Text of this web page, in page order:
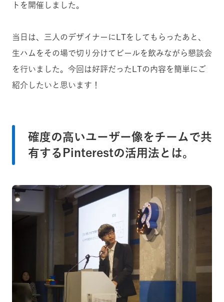
トを開催しました。
当日は、三人のデザイナーにLTをしてもらったあと、
生ハムをその場で切り分けてビールを飲みながら懇談会
を行いました。今回は好評だったLTの内容を簡単にご
紹介したいと思います！
確度の高いユーザー像をチームで共
有するPinterestの活用法とは。